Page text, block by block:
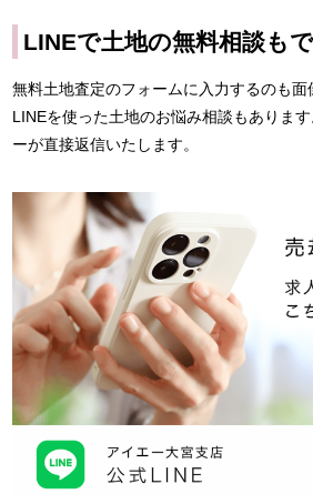
LINEで土地の無料相談も
無料土地査定のフォームに入力するのも面
LINEを使った土地のお悩み相談もありま
ーが直接返信いたします。